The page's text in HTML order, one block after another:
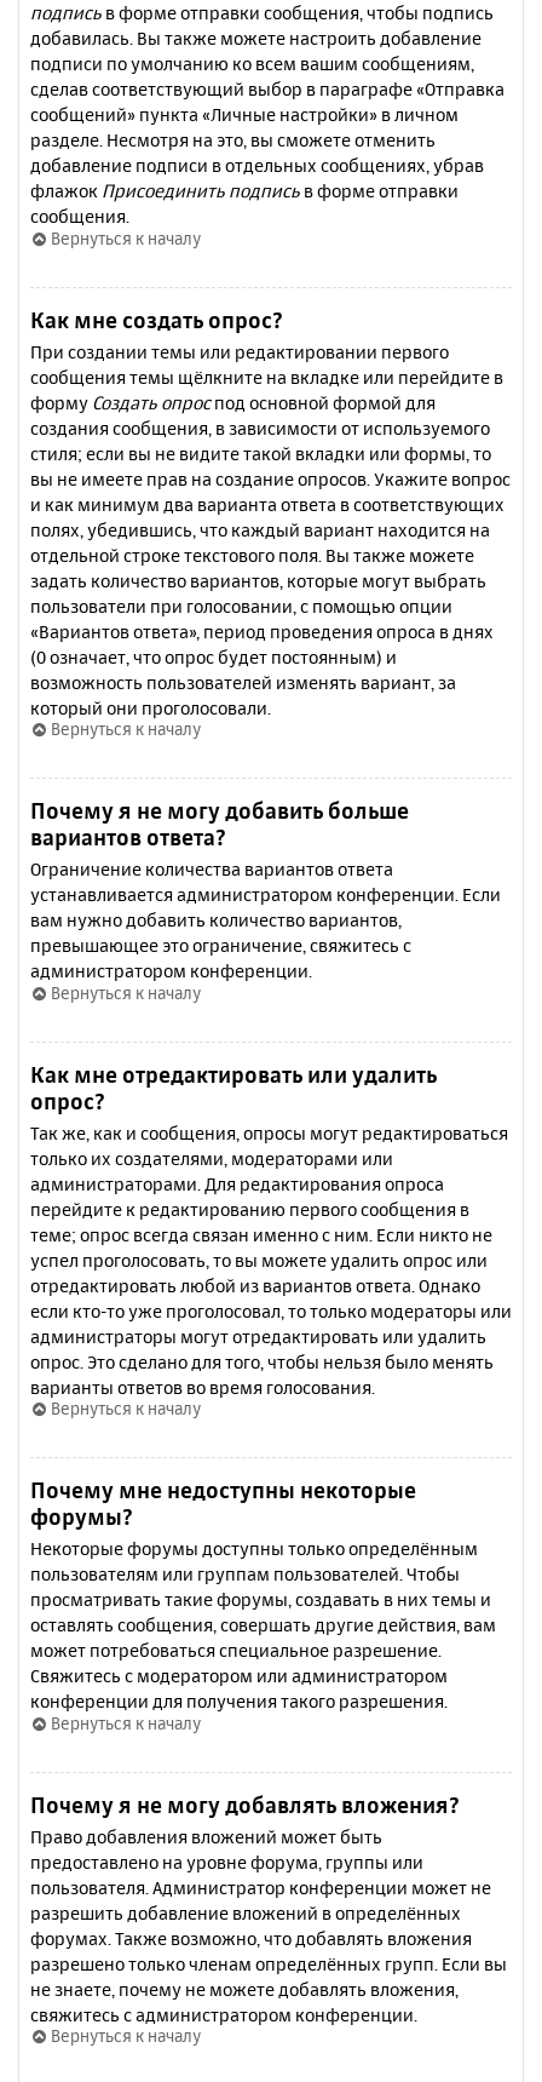
подпись в форме отправки сообщения, чтобы подпись
добавилась. Вы также можете настроить добавление
подписи по умолчанию ко всем вашим сообщениям,
сделав соответствующий выбор в параграфе «Отправка
сообщений» пункта «Личные настройки» в личном
разделе. Несмотря на это, вы сможете отменить
добавление подписи в отдельных сообщениях, убрав
флажок Присоединить подпись в форме отправки
сообщения.
Вернуться к началу
Как мне создать опрос?
При создании темы или редактировании первого
сообщения темы щёлкните на вкладке или перейдите в
форму Создать опроспод основной формой для
создания сообщения, в зависимости от используемого
стиля; если вы не видите такой вкладки или формы, то
вы не имеете прав на создание опросов. Укажите вопрос
и как минимум два варианта ответа в соответствующих
полях, убедившись, что каждый вариант находится на
отдельной строке текстового поля. Вы также можете
задать количество вариантов, которые могут выбрать
пользователи при голосовании, с помощью опции
«Вариантов ответа», период проведения опроса в днях
(0 означает, что опрос будет постоянным) и
возможность пользователей изменять вариант, за
который они проголосовали.
Вернуться к началу
Почему я не могу добавить больше
вариантов ответа?
Ограничение количества вариантов ответа
устанавливается администратором конференции. Если
вам нужно добавить количество вариантов,
превышающее это ограничение, свяжитесь с
администратором конференции.
Вернуться к началу
Как мне отредактировать или удалить
опрос?
Так же, как и сообщения, опросы могут редактироваться
только их создателями, модераторами или
администраторами. Для редактирования опроса
перейдите к редактированию первого сообщения в
теме; опрос всегда связан именно с ним. Если никто не
успел проголосовать, то вы можете удалить опрос или
отредактировать любой из вариантов ответа. Однако
если кто-то уже проголосовал, то только модераторы или
администраторы могут отредактировать или удалить
опрос. Это сделано для того, чтобы нельзя было менять
варианты ответов во время голосования.
Вернуться к началу
Почему мне недоступны некоторые
форумы?
Некоторые форумы доступны только определённым
пользователям или группам пользователей. Чтобы
просматривать такие форумы, создавать в них темы и
оставлять сообщения, совершать другие действия, вам
может потребоваться специальное разрешение.
Свяжитесь с модератором или администратором
конференции для получения такого разрешения.
Вернуться к началу
Почему я не могу добавлять вложения?
Право добавления вложений может быть
предоставлено на уровне форума, группы или
пользователя. Администратор конференции может не
разрешить добавление вложений в определённых
форумах. Также возможно, что добавлять вложения
разрешено только членам определённых групп. Если вы
не знаете, почему не можете добавлять вложения,
свяжитесь с администратором конференции.
Вернуться к началу